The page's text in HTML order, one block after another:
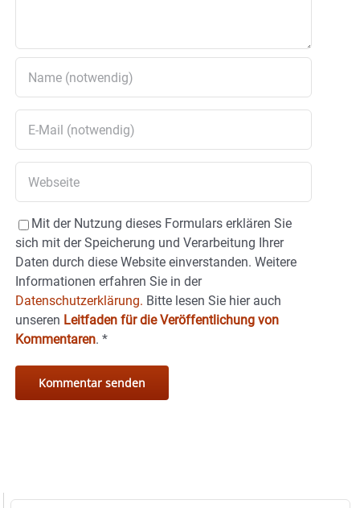
Mit der Nutzung dieses Formulars erklären Sie
sich mit der Speicherung und Verarbeitung Ihrer
Daten durch diese Website einverstanden. Weitere
Informationen erfahren Sie in der
Datenschutzerklärung. Bitte lesen Sie hier auch
unseren Leitfaden für die Veröffentlichung von
Kommentaren. *